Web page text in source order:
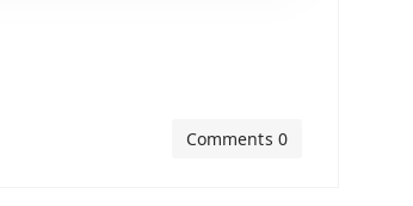
Comments 0